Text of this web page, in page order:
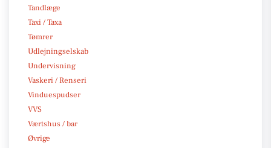
Tandlæge
Taxi / Taxa
Tømrer
Udlejningselskab
Undervisning
Vaskeri / Renseri
Vinduespudser
VVS
Værtshus / bar
Øvrige